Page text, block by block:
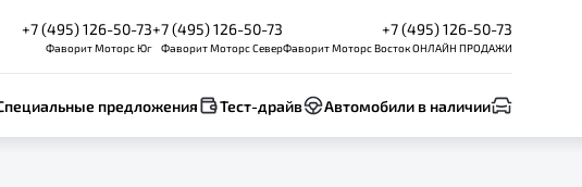
+7 (495) 126-50-73
Фаворит Моторс Юг
+7 (495) 126-50-73
Фаворит Моторс Север
+7 (495) 126-50-73
Фаворит Моторс Восток ОНЛАЙН ПРОДАЖИ
предложения Тест-драйв Автомобили в наличии